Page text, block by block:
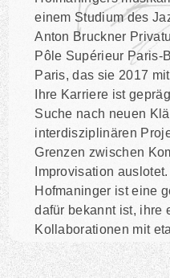
einem Studium des
Anton Bruckner
Pôle Supérieur Paris-
Paris, das sie 2017
Ihre Karriere ist
Suche nach neuen
interdisziplinären
Grenzen zwischen
Improvisation auslotet.
Hofmaninger ist eine
dafür bekannt ist, ihre
Kollaborationen mit
Einklang zu bringen.
Zu ihren aktuellen